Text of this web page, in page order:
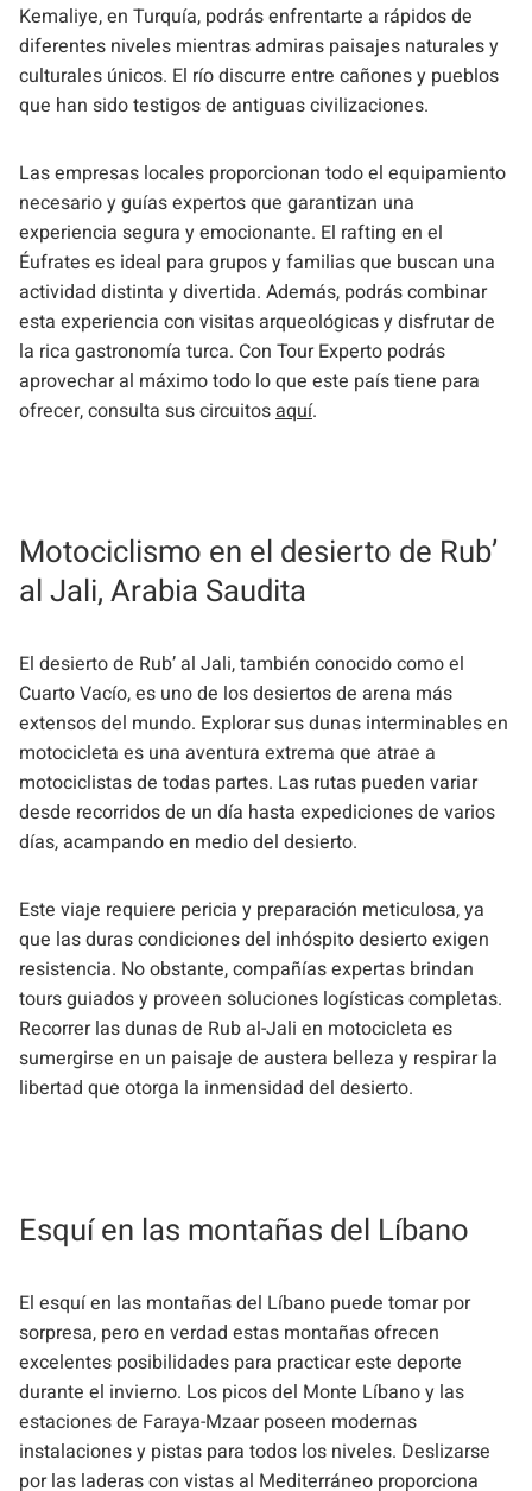
Kemaliye, en Turquía, podrás enfrentarte a rápidos de
diferentes niveles mientras admiras paisajes naturales y
culturales únicos. El río discurre entre cañones y pueblos
que han sido testigos de antiguas civilizaciones.
Las empresas locales proporcionan todo el equipamiento
necesario y guías expertos que garantizan una
experiencia segura y emocionante. El rafting en el
Éufrates es ideal para grupos y familias que buscan una
actividad distinta y divertida. Además, podrás combinar
esta experiencia con visitas arqueológicas y disfrutar de
la rica gastronomía turca. Con Tour Experto podrás
aprovechar al máximo todo lo que este país tiene para
ofrecer, consulta sus circuitosaquí.
Motociclismo en el desierto de Rub’
al Jali, Arabia Saudita
El desierto de Rub’ al Jali, también conocido como el
Cuarto Vacío, es uno de los desiertos de arena más
extensos del mundo. Explorar sus dunas interminables en
motocicleta es una aventura extrema que atrae a
motociclistas de todas partes. Las rutas pueden variar
desde recorridos de un día hasta expediciones de varios
días, acampando en medio del desierto.
Este viaje requiere pericia y preparación meticulosa, ya
que las duras condiciones del inhóspito desierto exigen
resistencia. No obstante, compañías expertas brindan
tours guiados y proveen soluciones logísticas completas.
Recorrer las dunas de Rub al-Jali en motocicleta es
sumergirse en un paisaje de austera belleza y respirar la
libertad que otorga la inmensidad del desierto.
Esquí en las montañas del Líbano
El esquí en las montañas del Líbano puede tomar por
sorpresa, pero en verdad estas montañas ofrecen
excelentes posibilidades para practicar este deporte
durante el invierno. Los picos del Monte Líbano y las
estaciones de Faraya-Mzaar poseen modernas
instalaciones y pistas para todos los niveles. Deslizarse
por las laderas con vistas al Mediterráneo proporciona